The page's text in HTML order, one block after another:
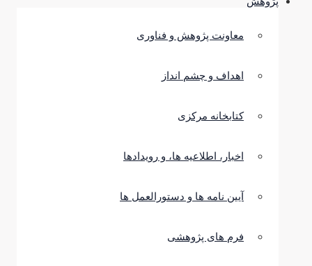
معاونت پژوهش و فناوری
اهداف و چشم انداز
کتابخانه مرکزی
اخبار، اطلاعیه ها، و رویدادها
آیین نامه ها و دستورالعمل ها
فرم های پژوهشی